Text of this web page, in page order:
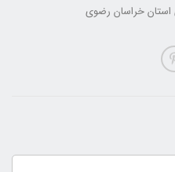
خراسان رضوی